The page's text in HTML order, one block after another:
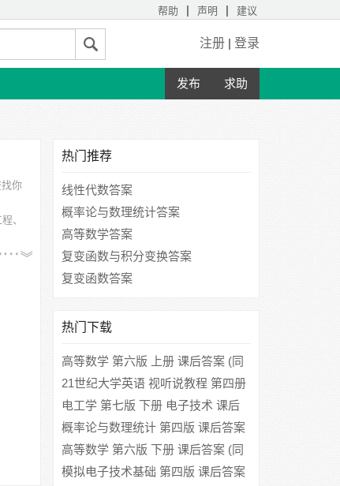
帮助 | 声明 | 建议
注册 | 登录
发布 求助
你
、
热门推荐
线性代数答案
概率论与数理统计答案
高等数学答案
复变函数与积分变换答案
复变函数答案
热门下载
高等数学 第六版 上册 课后答案 (同
济大学数学系)
21世纪大学英语 视听说教程 第四册
答案
电工学 第七版 下册 电子技术 课后
答案 (秦曾煌)
概率论与数理统计 第四版 课后答案
(盛骤)
高等数学 第六版 下册 课后答案 (同
济大学数学系)
模拟电子技术基础 第四版 课后答案